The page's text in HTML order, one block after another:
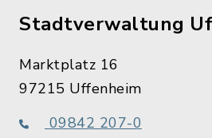
Stadtverwaltung
Marktplatz 16
97215 Uffenheim
09842 207-0